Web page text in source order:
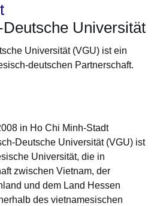
Universität
Universität (VGU) ist ein
deutschen Partnerschaft.
in Ho Chi Minh-Stadt
Deutsche Universität (VGU) ist
Universität, die in
zwischen Vietnam, der
und dem Land Hessen
des vietnamesischen